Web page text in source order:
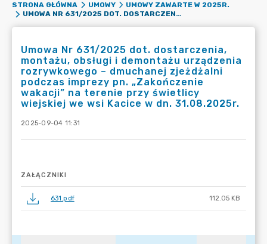
STRONA GŁÓWNA UMOWY
UMOWY ZAWARTE W 2025R.
UMOWA NR 631/2025 DOT. DOSTARCZENIA, MONTAŻU, OBSŁUGI I DEMONTAŻU URZĄDZENIA ROZRYWKOWEGO – DMUCHANEJ ZJEŻDŻALNI PODCZAS IMPREZY PN. „ZAKOŃCZENIE WAKACJI” NA TERENIE PRZY ŚWIETLICY WIEJSKIEJ WE WSI KACICE W DN. 31.08.2025R.
Umowa Nr 631/2025 dot. dostarczenia,
montażu, obsługi i demontażu urządzenia
rozrywkowego – dmuchanej zjeżdżalni
podczas imprezy pn. „Zakończenie
wakacji” na terenie przy świetlicy
wiejskiej we wsi Kacice w dn. 31.08.2025r.
2025-09-04 11:31
ZAŁĄCZNIKI
631.pdf 112.05 KB